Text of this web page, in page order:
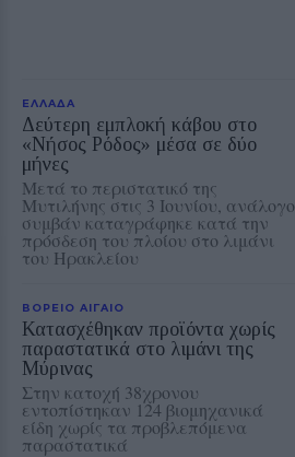
ΕΛΛΑΔΑ
Δεύτερη εμπλοκή κάβου στο
«Νήσος Ρόδος» μέσα σε δύο
μήνες
Μετά το περιστατικό της
Μυτιλήνης στις 3 Ιουνίου, ανάλογο
συμβάν καταγράφηκε κατά την
πρόσδεση του πλοίου στο λιμάνι
του Ηρακλείου
ΒΟΡΕΙΟ ΑΙΓΑΙΟ
Κατασχέθηκαν προϊόντα χωρίς
παραστατικά στο λιμάνι της
Μύρινας
Στην κατοχή 38χρονου
εντοπίστηκαν 124 βιομηχανικά
είδη χωρίς τα προβλεπόμενα
παραστατικά